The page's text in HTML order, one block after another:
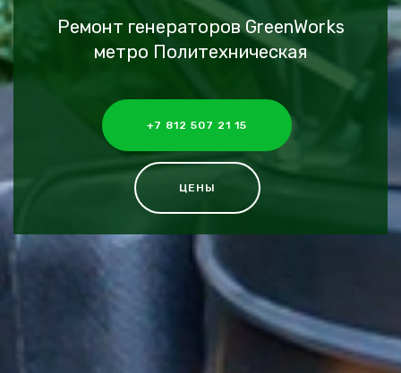
Ремонт генераторов GreenWorks
метро Политехническая
+7 812 507 21 15
ЦЕНЫ